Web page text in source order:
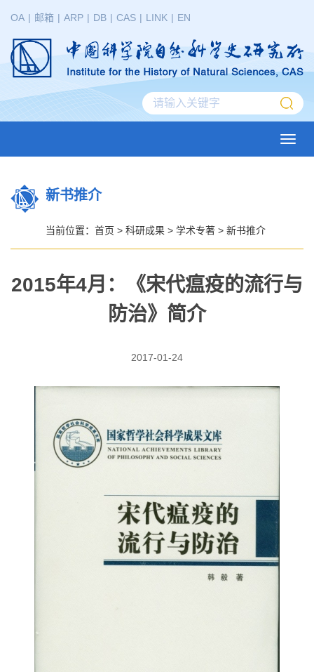
OA | 邮箱 | ARP | DB | CAS | LINK | EN
新书推介
当前位置： 首页 > 科研成果 > 学术专著 > 新书推介
2015年4月：《宋代瘟疫的流行与
防治》简介
2017-01-24